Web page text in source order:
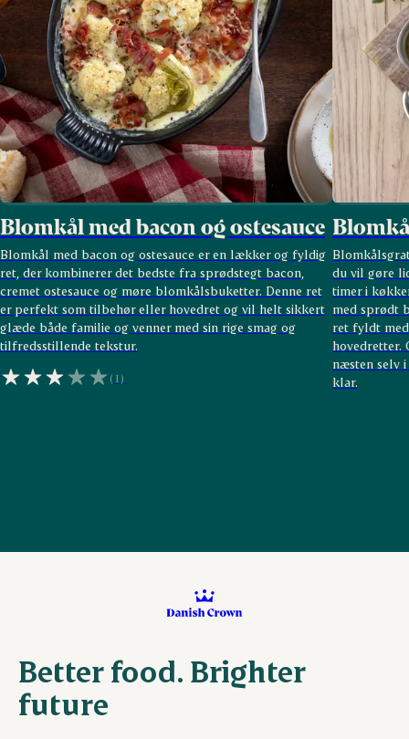
Blomkål med bacon og ostesauce
Blomkål med bacon og ostesauce er en lækker og fyldig
ret, der kombinerer det bedste fra sprødstegt bacon,
cremet ostesauce og møre blomkålsbuketter. Denne ret
er perfekt som tilbehør eller hovedret og vil helt sikkert
glæde både familie og venner med sin rige smag og
tilfredsstillende tekstur.
(1)
du vil gøre
timer i
med sprødt
ret fyldt med
hovedretter.
næsten selv i
klar.
Better food. Brighter
future